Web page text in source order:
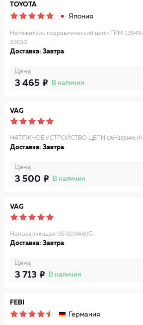
TOYOTA
Япония
Натяжитель гидравлический цепи ГРМ
23010
Доставка: Завтра
Цена
3 465 В наличии
VAG
НАТЯЖНОЕ УСТРОЙСТВО ЦЕПИ 06K109467K
Доставка: Завтра
Цена
3 500 В наличии
VAG
Направляющая 057109469G
Доставка: Завтра
Цена
3 713 В наличии
FEBI
Германия